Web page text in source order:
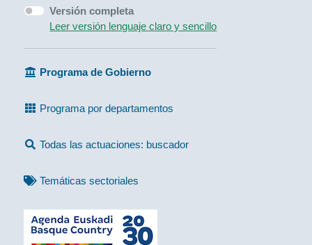
Versión completa
Leer versión lenguaje claro y sencillo
Programa de Gobierno
Programa por departamentos
Todas las actuaciones: buscador
Temáticas sectoriales